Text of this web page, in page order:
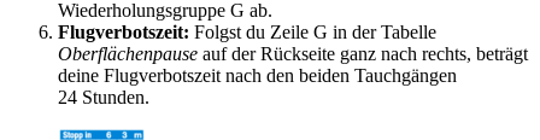
Wiederholungsgruppe G ab.
Flugverbotszeit: Folgst du Zeile G in der Tabelle
Oberflächenpause auf der Rückseite ganz nach rechts, beträgt
deine Flugverbotszeit nach den beiden Tauchgängen
24 Stunden.